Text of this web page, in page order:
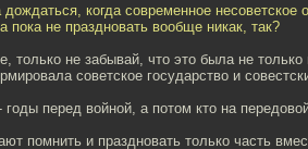
когда современное несоветское
пока не праздновать вообще никак, так?
только не забывай, что это была не
советское государство и
перед войной, а потом кто на
помнить и праздновать только часть